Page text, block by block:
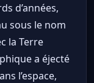
d’années,
sous le nom
la Terre
a éjecté
l’espace,